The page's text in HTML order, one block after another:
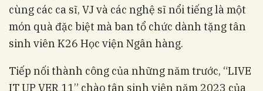
cùng các ca sĩ, VJ và các nghệ sĩ nổi tiếng là một
món quà đặc biệt mà ban tổ chức dành tặng tân
sinh viên K26 Học viện Ngân hàng.
Tiếp nối thành công của những năm trước, “LIVE
IT UP VER 11” chào tân sinh viên năm 2023 của